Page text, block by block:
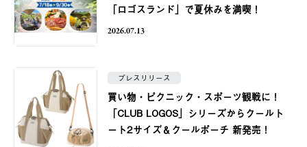
「ロゴスランド」で夏休みを満喫！
2026.07.13
プレスリリース
買い物・ピクニック・スポーツ観戦に！
「CLUB LOGOS」シリーズからクールト
ート2サイズ＆クールポーチ 新発売！